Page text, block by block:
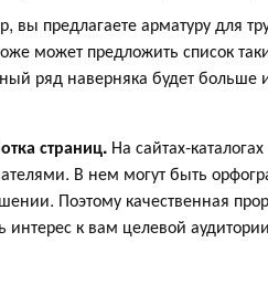
вы предлагаете арматуру для
может предложить список
ряд наверняка будет больше
страниц. На сайтах-
В нем могут быть
Поэтому качественная
интерес к вам целевой